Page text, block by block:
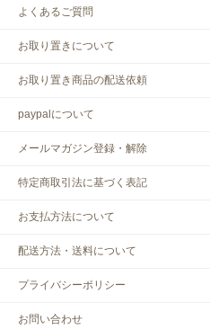
よくあるご質問
お取り置きについて
お取り置き商品の配送依頼
paypalについて
メールマガジン登録・解除
特定商取引法に基づく表記
お支払方法について
配送方法・送料について
プライバシーポリシー
お問い合わせ